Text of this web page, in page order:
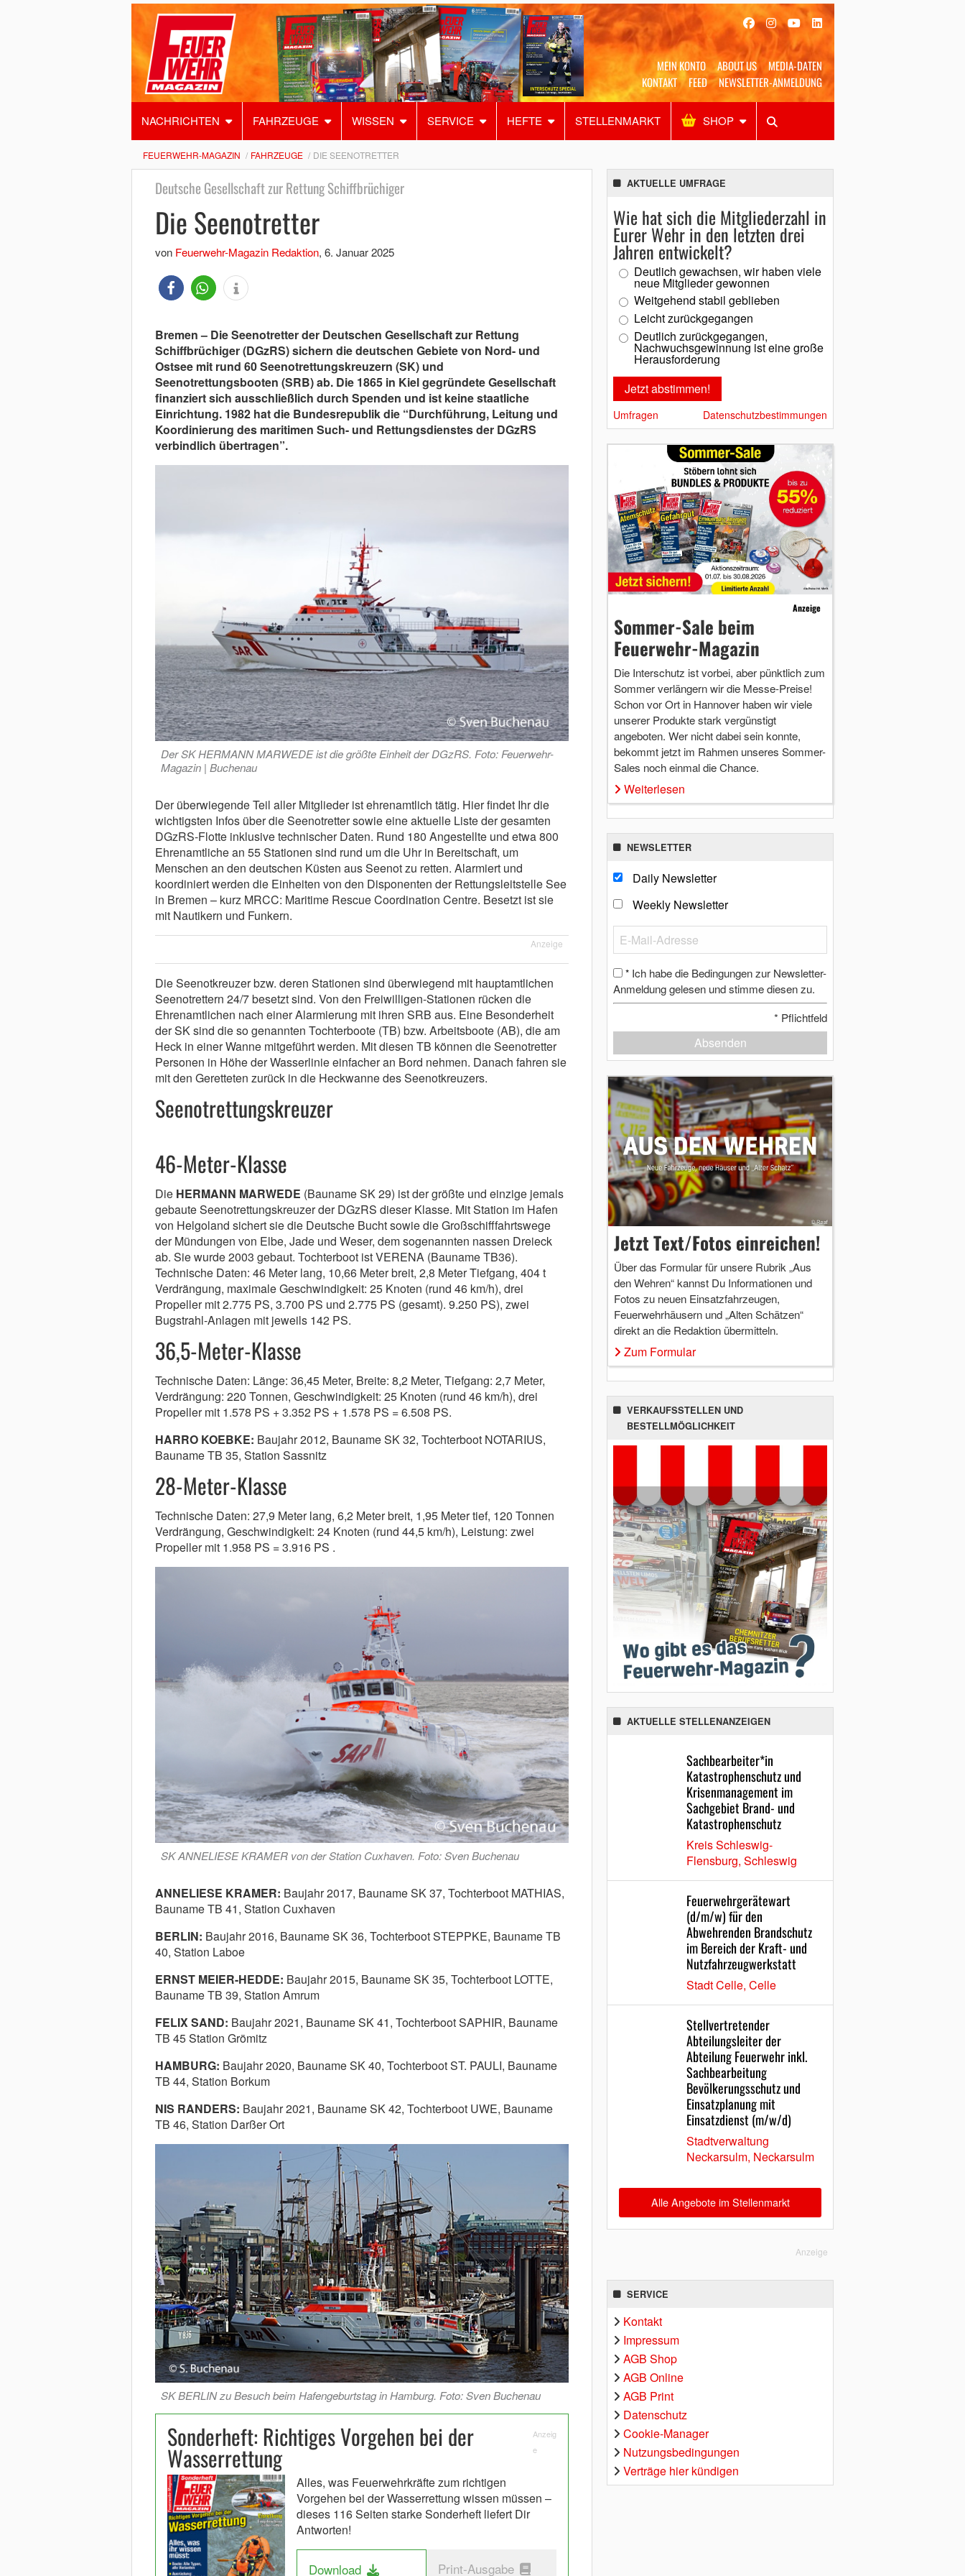
MEIN KONTO ABOUT US
MEDIA-DATEN
KONTAKT
FEED NEWSLETTER-ANMELDUNG
NACHRICHTEN FAHRZEUGE WISSEN SERVICE HEFTE STELLENMARKT SHOP
Alles Shop SUCHEN
FEUERWEHR-MAGAZIN FAHRZEUGE DIE SEENOTRETTER
Deutsche Gesellschaft zur Rettung Schiffbrüchiger
Die Seenotretter
von Feuerwehr-Magazin Redaktion, 6. Januar 2025
Bremen – Die Seenotretter der Deutschen Gesellschaft zur Rettung
Schiffbrüchiger (DGzRS) sichern die deutschen Gebiete von Nord- und
Ostsee mit rund 60 Seenotrettungskreuzern (SK) und
Seenotrettungsbooten (SRB) ab. Die 1865 in Kiel gegründete Gesellschaft
finanziert sich ausschließlich durch Spenden und ist keine staatliche
Einrichtung. 1982 hat die Bundesrepublik die “Durchführung, Leitung und
Koordinierung des maritimen Such- und Rettungsdienstes der DGzRS
verbindlich übertragen”.
Der SK HERMANN MARWEDE ist die größte Einheit der DGzRS. Foto: Feuerwehr-
Magazin | Buchenau
Der überwiegende Teil aller Mitglieder ist ehrenamtlich tätig. Hier findet Ihr die
wichtigsten Infos über die Seenotretter sowie eine aktuelle Liste der gesamten
DGzRS-Flotte inklusive technischer Daten. Rund 180 Angestellte und etwa 800
Ehrenamtliche an 55 Stationen sind rund um die Uhr in Bereitschaft, um
Menschen an den deutschen Küsten aus Seenot zu retten. Alarmiert und
koordiniert werden die Einheiten von den Disponenten der Rettungsleitstelle See
in Bremen – kurz MRCC: Maritime Rescue Coordination Centre. Besetzt ist sie
mit Nautikern und Funkern.
Anzeige
Die Seenotkreuzer bzw. deren Stationen sind überwiegend mit hauptamtlichen
Seenotrettern 24/7 besetzt sind. Von den Freiwilligen-Stationen rücken die
Ehrenamtlichen nach einer Alarmierung mit ihren SRB aus. Eine Besonderheit
der SK sind die so genannten Tochterboote (TB) bzw. Arbeitsboote (AB), die am
Heck in einer Wanne mitgeführt werden. Mit diesen TB können die Seenotretter
Personen in Höhe der Wasserlinie einfacher an Bord nehmen. Danach fahren sie
mit den Geretteten zurück in die Heckwanne des Seenotkreuzers.
Seenotrettungskreuzer
46-Meter-Klasse
Die HERMANN MARWEDE (Bauname SK 29) ist der größte und einzige jemals
gebaute Seenotrettungskreuzer der DGzRS dieser Klasse. Mit Station im Hafen
von Helgoland sichert sie die Deutsche Bucht sowie die Großschifffahrtswege
der Mündungen von Elbe, Jade und Weser, dem sogenannten nassen Dreieck
ab. Sie wurde 2003 gebaut. Tochterboot ist VERENA (Bauname TB36).
Technische Daten: 46 Meter lang, 10,66 Meter breit, 2,8 Meter Tiefgang, 404 t
Verdrängung, maximaleGeschwindigkeit: 25 Knoten (rund 46 km/h), drei
Propeller mit 2.775 PS, 3.700 PS und 2.775 PS (gesamt). 9.250 PS), zwei
Bugstrahl-Anlagen mit jeweils 142 PS.
36,5-Meter-Klasse
Technische Daten: Länge: 36,45 Meter, Breite: 8,2 Meter, Tiefgang: 2,7 Meter,
Verdrängung: 220 Tonnen, Geschwindigkeit: 25 Knoten (rund 46 km/h), drei
Propeller mit 1.578 PS + 3.352 PS + 1.578 PS = 6.508 PS.
HARRO KOEBKE: Baujahr 2012, Bauname SK 32, Tochterboot NOTARIUS,
Bauname TB 35, Station Sassnitz
28-Meter-Klasse
Technische Daten: 27,9 Meter lang, 6,2 Meter breit, 1,95 Meter tief, 120 Tonnen
Verdrängung, Geschwindigkeit: 24 Knoten (rund 44,5 km/h), Leistung: zwei
Propeller mit 1.958 PS = 3.916 PS .
SK ANNELIESE KRAMER von der Station Cuxhaven. Foto: Sven Buchenau
ANNELIESE KRAMER: Baujahr 2017, Bauname SK 37, Tochterboot MATHIAS,
Bauname TB 41, Station Cuxhaven
BERLIN: Baujahr 2016, Bauname SK 36, Tochterboot STEPPKE, Bauname TB
40, Station Laboe
ERNST MEIER-HEDDE: Baujahr 2015, Bauname SK 35, Tochterboot LOTTE,
Bauname TB 39, Station Amrum
FELIX SAND: Baujahr 2021, Bauname SK 41, Tochterboot SAPHIR, Bauname
TB 45 Station Grömitz
HAMBURG: Baujahr 2020, Bauname SK 40, Tochterboot ST. PAULI, Bauname
TB 44, Station Borkum
NIS RANDERS: Baujahr 2021, Bauname SK 42, Tochterboot UWE, Bauname
TB 46, Station Darßer Ort
SK BERLIN zu Besuch beim Hafengeburtstag in Hamburg. Foto: Sven Buchenau
Sonderheft: Richtiges Vorgehen bei der
Wasserrettung
Anzeig
e
Alles, was Feuerwehrkräfte zum richtigen
Vorgehen bei der Wasserrettung wissen müssen –
dieses 116 Seiten starke Sonderheft liefert Dir
Antworten!
Download Print-Ausgabe
AKTUELLE UMFRAGE
Wie hat sich die Mitgliederzahl in
Eurer Wehr in den letzten drei
Jahren entwickelt?
Deutlich gewachsen, wir haben viele
neue Mitglieder gewonnen
Weitgehend stabil geblieben
Leicht zurückgegangen
Deutlich zurückgegangen,
Nachwuchsgewinnung ist eine große
Herausforderung
Umfragen Datenschutzbestimmungen
Anzeige
Sommer-Sale beim
Feuerwehr-Magazin
Die Interschutz ist vorbei, aber pünktlich zum
Sommer verlängern wir die Messe-Preise!
Schon vor Ort in Hannover haben wir viele
unserer Produkte stark vergünstigt
angeboten. Wer nicht dabei sein konnte,
bekommt jetzt im Rahmen unseres Sommer-
Sales noch einmal die Chance.
Weiterlesen
NEWSLETTER
Daily Newsletter
Weekly Newsletter
* Ich habe die Bedingungen zur Newsletter-
Anmeldung gelesen und stimme diesen zu.
* Pflichtfeld
Absenden
Jetzt Text/Fotos einreichen!
Über das Formular für unsere Rubrik „Aus
den Wehren“ kannst Du Informationen und
Fotos zu neuen Einsatzfahrzeugen,
Feuerwehrhäusern und „Alten Schätzen“
direkt an die Redaktion übermitteln.
Zum Formular
VERKAUFSSTELLEN UND
BESTELLMÖGLICHKEIT
AKTUELLE STELLENANZEIGEN
Sachbearbeiter*in
Katastrophenschutz und
Krisenmanagement im
Sachgebiet Brand- und
Katastrophenschutz
Kreis Schleswig-
Flensburg, Schleswig
Feuerwehrgerätewart
(d/m/w) für den
Abwehrenden Brandschutz
im Bereich der Kraft- und
Nutzfahrzeugwerkstatt
Stadt Celle, Celle
Stellvertretender
Abteilungsleiter der
Abteilung Feuerwehr inkl.
Sachbearbeitung
Bevölkerungsschutz und
Einsatzplanung mit
Einsatzdienst (m/w/d)
Stadtverwaltung
Neckarsulm, Neckarsulm
Alle Angebote im Stellenmarkt
Anzeige
SERVICE
Kontakt
Impressum
AGB Shop
AGB Online
AGB Print
Datenschutz
Cookie-Manager
Nutzungsbedingungen
Verträge hier kündigen